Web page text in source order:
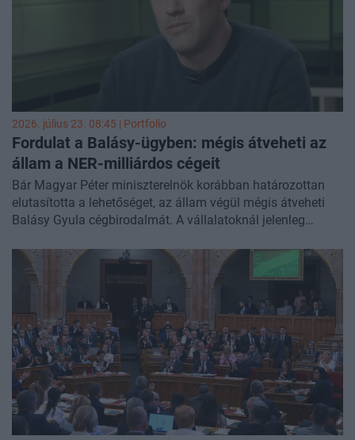
2026. július 23. 08:45 | Portfolio
Fordulat a Balásy-ügyben: mégis átveheti az
állam a NER-milliárdos cégeit
Bár Magyar Péter miniszterelnök korábban határozottan
elutasította a lehetőséget, az állam végül mégis átveheti
Balásy Gyula cégbirodalmát. A vállalatoknál jelenleg
a kormányzat felismerte, hogy a társaságokban
tízmilliárdos nagyságrendű, könnyen mozgósítható vagyon
maradt. Az eljárás idejére a hatóságok részlegesen
feloldották a korábban zárolt bankszámlákat, hogy
megakadályozzák a csoport fizetésképtelenné válását -
közölte aTelex .